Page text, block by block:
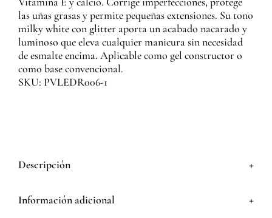
las uñas grasas y permite pequeñas extensiones. Su tono
milky white con glitter aporta un acabado nacarado y
luminoso que eleva cualquier manicura sin necesidad
de esmalte encima. Aplicable como gel constructor o
como base convencional.
SKU: PVLEDR006-1
Descripción +
Información adicional +